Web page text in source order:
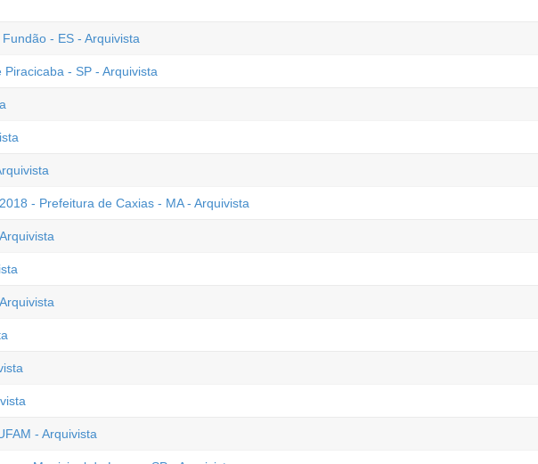
- ES - Arquivista
- SP - Arquivista
- Prefeitura de Caxias - MA - Arquivista
- Arquivista